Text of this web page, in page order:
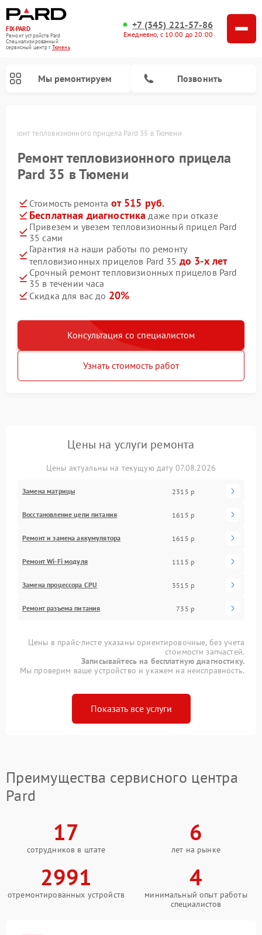
FIX-PARD
Ремонт устройств Pard
Специализированный
cервисный центр г.Тюмень
+7 (345) 221-57-86
Ежедневно, с 10:00 до 20:00
Мы ремонтируем Позвонить
Ремонт тепловизионного прицела Pard 35 в Тюмени
Ремонт тепловизионного прицела
Pard 35 в Тюмени
Стоимость ремонта от 515 руб.
Бесплатная диагностика даже при отказе
Привезем и увезем тепловизионный прицел Pard
35 сами
Гарантия на наши работы по ремонту
тепловизионных прицелов Pard 35 до 3-х лет
Срочный ремонт тепловизионных прицелов Pard
35 в течении часа
Скидка для вас до 20%
Консультация со специалистом
Узнать стоимость работ
Цены на услуги ремонта
Цены актуальны на текущую дату 07.08.2026
Замена матрицы 2315 р
Восстановление цепи питания 1615 р
Ремонт и замена аккумулятора 1615 р
Ремонт Wi-Fi модуля 1115 р
Замена процессора CPU 3515 р
Ремонт разъема питания 735 р
Цены в прайс-листе указаны ориентировочные, без учета
стоимости запчастей.
Записывайтесь на бесплатную диагностику.
Мы проверим ваше устройство и укажем на неисправность.
Показать все услуги
Преимущества сервисного центра
Pard
17
сотрудников в штате
6
лет на рынке
2991
отремонтированных устройств
4
минимальный опыт работы
специалистов